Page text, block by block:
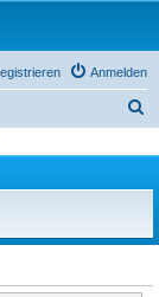
Anmelden
h